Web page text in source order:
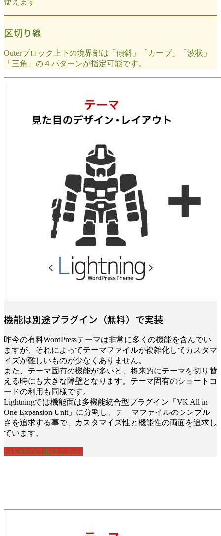
使えます
区切り線
Outerブロック上下の境界部は「傾斜」「カーブ」「波状」
「三角」の４パターンが指定可能です。
機能は別途プラグイン（無料）で実装
昨今の有料WordPressテーマは非常に多くの機能を含んでい
ますが、それによってテーマファイルが複雑化してカスタマ
イズが難しいものが少なくありません。
また、テーマ固有の機能が多いと、将来的にテーマを切り替
える時にも大きな障壁となります。テーマ固有のショートコ
ードの利用も同様です。
Lightningでは機能面は多機能統合型プラグイン「VK All in
One Expansion Unit」に分割し、テーマファイルのシンプル
さを追求する事で、カスタマイズ性と機能性の両面を追求し
ています。
ExUnitの詳細はこちら